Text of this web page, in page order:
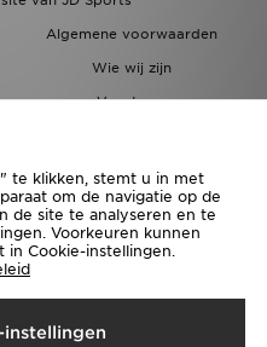
Algemene voorwaarden
Wie wij zijn
Vacatures
Naar
te klikken, stemt u in met
om de navigatie op de
de site te analyseren en te
Voorkeuren kunnen
in Cookie-instellingen.